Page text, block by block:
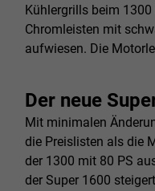
Kühlergrills beim
Chromleisten mit
aufwiesen. Die
Der neue
Mit minimalen
die Preislisten als die
der 1300 mit 80 PS
der Super 1600